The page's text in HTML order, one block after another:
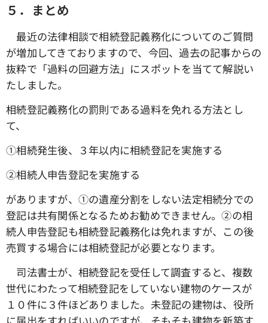
５．まとめ
最近の法律相談で相続登記義務化についてのご質問
が増加してきておりますので、今回、過去の記事からの
抜粋で「過料の回避方法」にスポットを当てて解説い
たしました。
相続登記義務化の罰則である過料を免れる方法とし
て、
①相続発生後、３年以内に相続登記を実施する
➁相続人申告登記を実施する
がありますが、①の遺産分割をしない法定相続分での
登記は共有関係となるためお勧めできません。➁の相
続人申告登記も相続登記義務化は免れますが、この後
売買する場合には相続登記が必要となります。
司法書士が、相続登記を受任して調査すると、複数
世代にわたって相続登記をしていない建物のケースが
１０件に３件ほどありました。未登記の建物は、役所